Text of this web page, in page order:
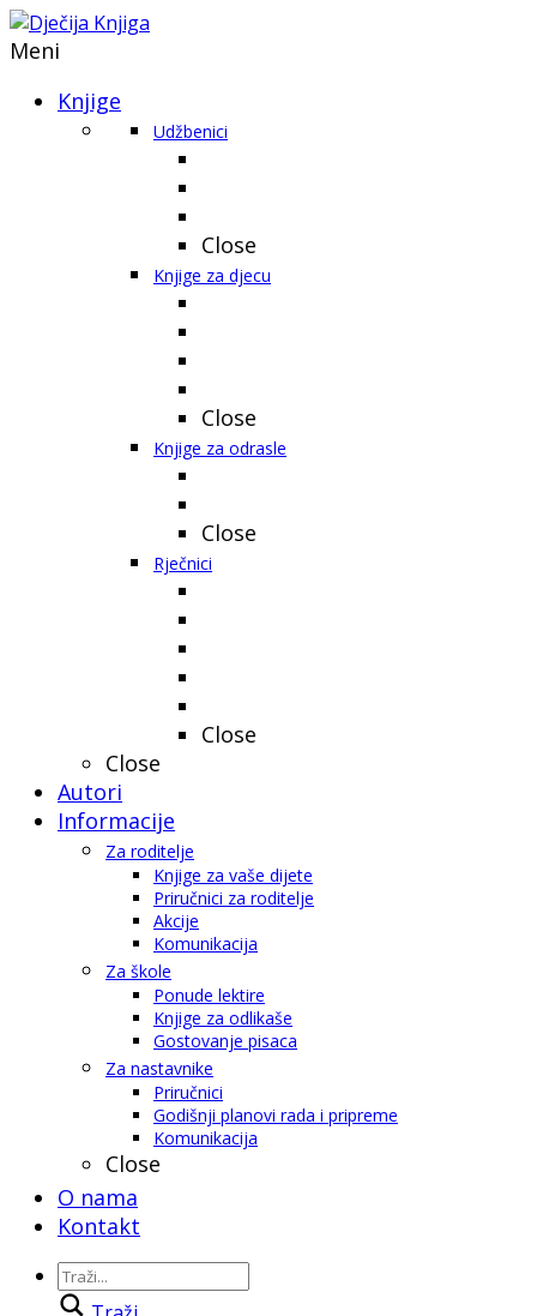
Meni
Knjige
Udžbenici
Close
Knjige za djecu
Close
Knjige za odrasle
Close
Rječnici
Close
Close
Autori
Informacije
Za roditelje
Knjige za vaše dijete
Priručnici za roditelje
Akcije
Komunikacija
Za škole
Ponude lektire
Knjige za odlikaše
Gostovanje pisaca
Za nastavnike
Priručnici
Godišnji planovi rada i pripreme
Komunikacija
Close
O nama
Kontakt